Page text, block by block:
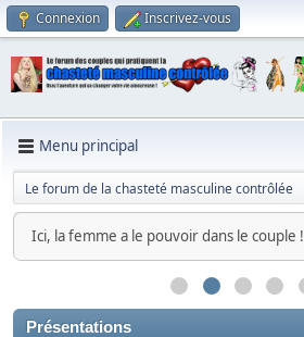
Connexion Inscrivez-vous
Menu principal
Le forum de la chasteté masculine contrôlée
Ici, la femme a le pouvoir dans le couple !
Présentations